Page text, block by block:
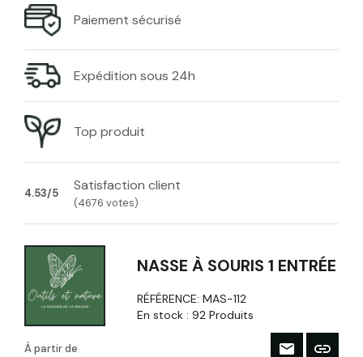
Paiement sécurisé
Expédition sous 24h
Top produit
4.53/5 Satisfaction client
(4676 votes)
NASSE À SOURIS 1 ENTRÉE
RÉFÉRENCE:MAS-112
En stock :92 Produits
À partir de